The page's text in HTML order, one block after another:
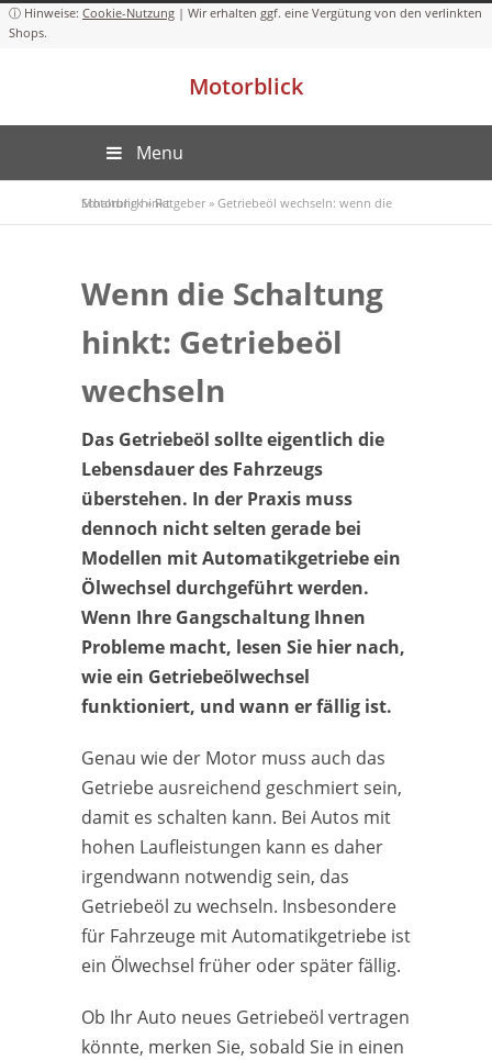
Cookie-Nutzung
Motorblick
Menu
Motorblick»Ratgeber »
Getriebeöl wechseln: wenn die Schaltung hinkt
Wenn die Schaltung
hinkt: Getriebeöl
wechseln
Das Getriebeöl sollte eigentlich die
Lebensdauer des Fahrzeugs
überstehen. In der Praxis muss
dennoch nicht selten gerade bei
Modellen mit Automatikgetriebe ein
Ölwechsel durchgeführt werden.
Wenn Ihre Gangschaltung Ihnen
Probleme macht, lesen Sie hier nach,
wie ein Getriebeölwechsel
funktioniert, und wann er fällig ist.
Genau wie der Motor muss auch das
Getriebe ausreichend geschmiert sein,
damit es schalten kann. Bei Autos mit
hohen Laufleistungen kann es daher
irgendwann notwendig sein, das
Getriebeöl zu wechseln. Insbesondere
für Fahrzeuge mit Automatikgetriebe ist
ein Ölwechsel früher oder später fällig.
Ob Ihr Auto neues Getriebeöl vertragen
könnte, merken Sie, sobald Sie in einen